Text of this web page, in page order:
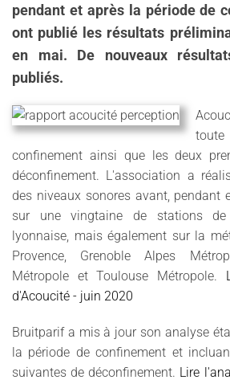
pendant et après la période de
ont publié les résultats
en mai. De nouveaux
publiés.
confinement ainsi que les deux
déconfinement. L'association a
des niveaux sonores avant, pendant
sur une vingtaine de stations
lyonnaise, mais également sur la
Provence, Grenoble Alpes
Métropole et Toulouse Métropole.
d'Acoucité - juin 2020
Bruitparif a mis à jour son analyse
la période de confinement et
suivantes de déconfinement. Lire